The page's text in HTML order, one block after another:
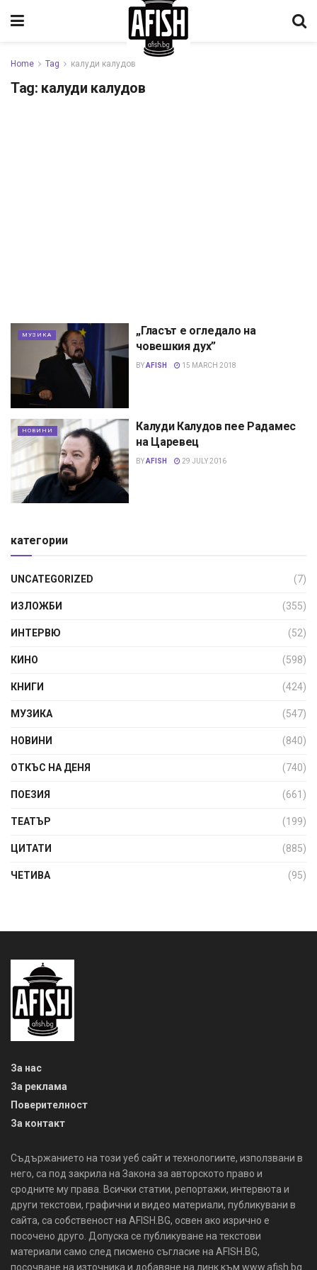
Home Tag калуди калудов
Tag: калуди калудов
МУЗИКА
„Гласът е огледало на
човешкия дух”
BYAFISH 15 MARCH 2018
НОВИНИ
Калуди Калудов пее Радамес
на Царевец
BYAFISH 29 JULY 2016
категории
UNCATEGORIZED (7)
ИЗЛОЖБИ (355)
ИНТЕРВЮ (52)
КИНО (598)
КНИГИ (424)
МУЗИКА (547)
НОВИНИ (840)
ОТКЪС НА ДЕНЯ (740)
ПОЕЗИЯ (661)
ТЕАТЪР (199)
ЦИТАТИ (885)
ЧЕТИВА (95)
За нас
За реклама
Поверителност
За контакт
Съдържанието на този уеб сайт и технологиите, използвани в
него, са под закрила на Закона за авторското право и
сродните му права. Всички статии, репортажи, интервюта и
други текстови, графични и видео материали, публикувани в
сайта, са собственост на AFISH.BG, освен ако изрично е
посочено друго. Допуска се публикуване на текстови
материали само след писмено съгласие на AFISH.BG,
посочване на източника и добавяне на линк към www.afish.bg.